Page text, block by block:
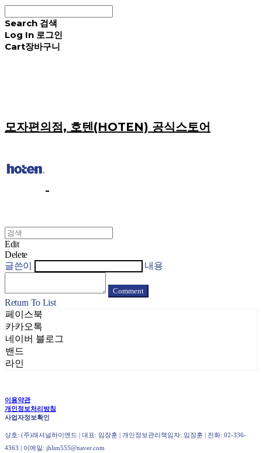
Search 검색
Log In 로그인
Cart장바구니
모자편의점, 호텐(HOTEN) 공식스토어
Edit
Delete
글쓴이
내용
Comment
Return To List
페이스북
카카오톡
네이버 블로그
밴드
라인
이용약관
개인정보처리방침
사업자정보확인
상호: (주)래셔널하이엔드 | 대표: 임장훈 | 개인정보관리책임자: 임장훈 | 전화: 02-336-
4363 | 이메일: jhlim555@naver.com